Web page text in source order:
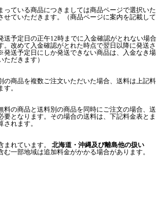
っている商品につきましては商品ページで選択いた
せていただきます。（商品ページに案内を記載して
送予定日の正午12時までに入金確認がとれない場合
。改めて入金確認がとれた時点で翌日以降に発送さ
送予定日にしか発送できない商品は、入金なき場
だきます）
の商品を複数ご注文いただいた場合、送料は上記料
。
料の商品と送料別の商品を同時にご注文の場合、送
要となります。その場合の送料は、下記料金表とま
れます。
まれています。 北海道・沖縄及び離島他の扱い
一部地域は追加料金がかかる場合があります。